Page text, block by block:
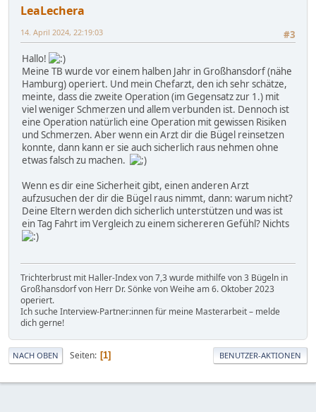
LeaLechera
#3
14. April 2024, 22:19:03
Hallo!
Meine TB wurde vor einem halben Jahr in Großhansdorf (nähe
Hamburg) operiert. Und mein Chefarzt, den ich sehr schätze,
meinte, dass die zweite Operation (im Gegensatz zur 1.) mit
viel weniger Schmerzen und allem verbunden ist. Dennoch ist
eine Operation natürlich eine Operation mit gewissen Risiken
und Schmerzen. Aber wenn ein Arzt dir die Bügel reinsetzen
konnte, dann kann er sie auch sicherlich raus nehmen ohne
etwas falsch zu machen.
Wenn es dir eine Sicherheit gibt, einen anderen Arzt
aufzusuchen der dir die Bügel raus nimmt, dann: warum nicht?
Deine Eltern werden dich sicherlich unterstützen und was ist
ein Tag Fahrt im Vergleich zu einem sichereren Gefühl? Nichts
Trichterbrust mit Haller-Index von 7,3 wurde mithilfe von 3 Bügeln in
Großhansdorf von Herr Dr. Sönke von Weihe am 6. Oktober 2023
operiert.
Ich suche Interview-Partner:innen für meine Masterarbeit – melde
dich gerne!
NACH OBEN Seiten 1 BENUTZER-AKTIONEN